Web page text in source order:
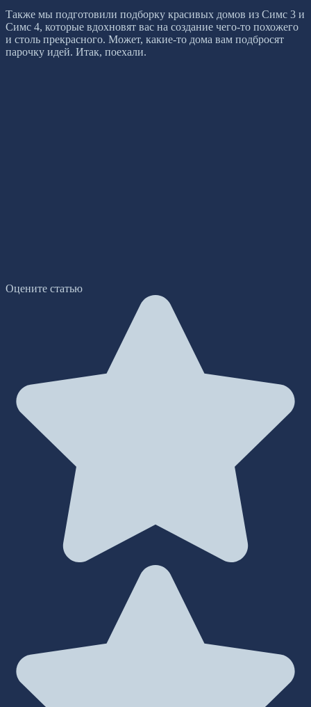
Также мы подготовили подборку красивых домов из Симс 3 и
Симс 4, которые вдохновят вас на создание чего-то похожего
и столь прекрасного. Может, какие-то дома вам подбросят
парочку идей. Итак, поехали.
Оцените статью